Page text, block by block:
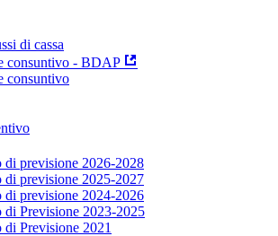
di cassa
consuntivo - BDAP
consuntivo
di previsione 2026-2028
di previsione 2025-2027
di previsione 2024-2026
di Previsione 2023-2025
Previsione 2021